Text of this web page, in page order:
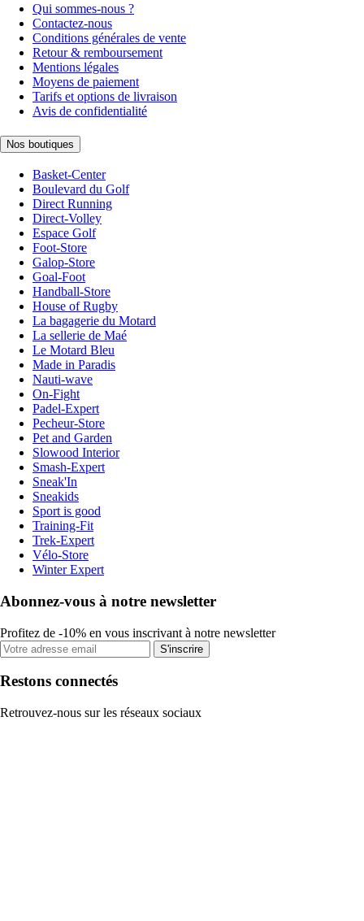
Qui sommes-nous ?
Contactez-nous
Conditions générales de vente
Retour & remboursement
Mentions légales
Moyens de paiement
Tarifs et options de livraison
Avis de confidentialité
Nos boutiques
Basket-Center
Boulevard du Golf
Direct Running
Direct-Volley
Espace Golf
Foot-Store
Galop-Store
Goal-Foot
Handball-Store
House of Rugby
La bagagerie du Motard
La sellerie de Maé
Le Motard Bleu
Made in Paradis
Nauti-wave
On-Fight
Padel-Expert
Pecheur-Store
Pet and Garden
Slowood Interior
Smash-Expert
Sneak'In
Sneakids
Sport is good
Training-Fit
Trek-Expert
Vélo-Store
Winter Expert
Abonnez-vous à notre newsletter
Profitez de -10% en vous inscrivant à notre newsletter
S'inscrire
Restons connectés
Retrouvez-nous sur les réseaux sociaux